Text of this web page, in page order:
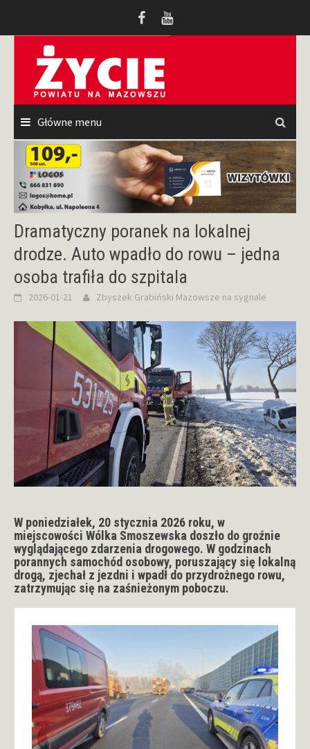
Główne menu
Dramatyczny poranek na lokalnej
drodze. Auto wpadło do rowu – jedna
osoba trafiła do szpitala
2026-01-21 Zbyszek Grabiński Mazowsze na sygnale
W poniedziałek, 20 stycznia 2026 roku, w
miejscowości Wólka Smoszewska doszło do groźnie
wyglądającego zdarzenia drogowego. W godzinach
porannych samochód osobowy, poruszający się lokalną
drogą, zjechał z jezdni i wpadł do przydrożnego rowu,
zatrzymując się na zaśnieżonym poboczu.